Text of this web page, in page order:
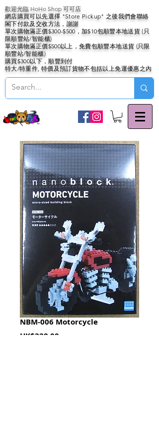
歡迎光臨 HoHo Shop 可可店
網店購買可以先選擇 "Store Pickup" 之後我們會聯絡
閣下付款及交收方法，謝謝
單次購物滿正價$300-$500，加$10包順豐本地送貨 (只
限順豐站/智能櫃)
單次購物滿正價$500以上，免費包順豐本地送貨 (只限
順豐站/智能櫃)
購買$300以下，順豐到付
特大/特重件, 特價及預訂貨物不包括以上免運優惠之內
NBM-006 Motorcycle
HK$228.00